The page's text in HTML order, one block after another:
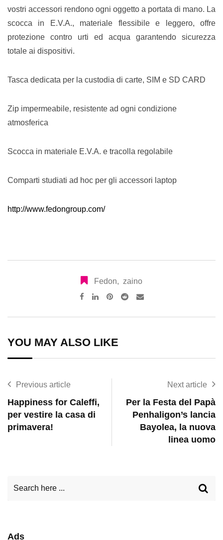
vostri accessori rendono ogni oggetto a portata di mano. La
scocca in E.V.A., materiale flessibile e leggero, offre
protezione contro urti ed acqua garantendo sicurezza
totale ai dispositivi.
Tasca dedicata per la custodia di carte, SIM e SD CARD
Zip impermeabile, resistente ad ogni condizione
atmosferica
Scocca in materiale E.V.A. e tracolla regolabile
Comparti studiati ad hoc per gli accessori laptop
http://www.fedongroup.com/
Fedon, zaino
Pinterest
RedditShare
YOU MAY ALSO LIKE
Previous article
Happiness for Caleffi,
per vestire la casa di
primavera!
Next article
Per la Festa del Papà
Penhaligon’s lancia
Bayolea, la nuova
linea uomo
Ads